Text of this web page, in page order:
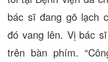
bác sĩ đang gõ lạch
đó vang lên. Vị bác
trên bàn phím.